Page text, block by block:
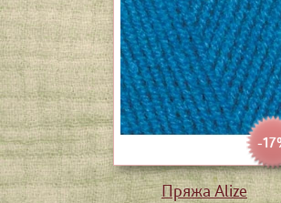
-
Пряжа Alize